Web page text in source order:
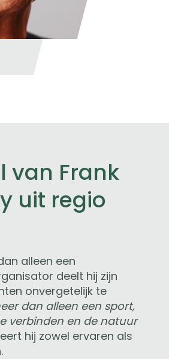
van Frank
uit regio
alleen een
deelt hij zijn
onvergetelijk te
dan alleen een sport,
verbinden en de natuur
hij zowel ervaren als